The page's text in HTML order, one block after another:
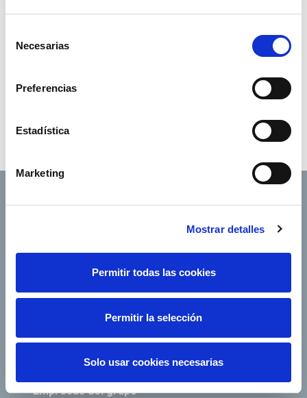
Necesarias
Preferencias
Estadística
Marketing
Mostrar detalles
Permitir todas las cookies
Permitir la selección
Solo usar cookies necesarias
de acuerdo con el Reglamento europeo para el
generado unos ingresos de 20,4 millones de euros.
La mitad, correspondiente a España, se destina a la
eléctrico español.
Sala de prensa
Accionistas e inversoresGobierno corporativo
Junta de Accionistas
Proveedores
e-Factura
Contacto
Empresas del grupo